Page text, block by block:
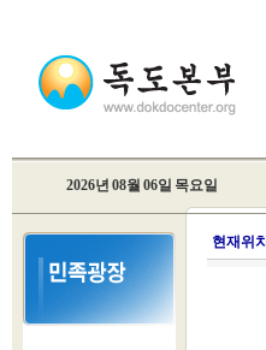
2026년 08월 06일 목요일
현재위치